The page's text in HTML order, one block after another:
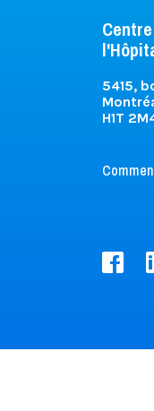
5415,
H1T